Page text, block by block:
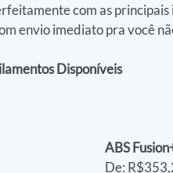
com as
envio imediato pra você
Disponíveis
ABS
De: